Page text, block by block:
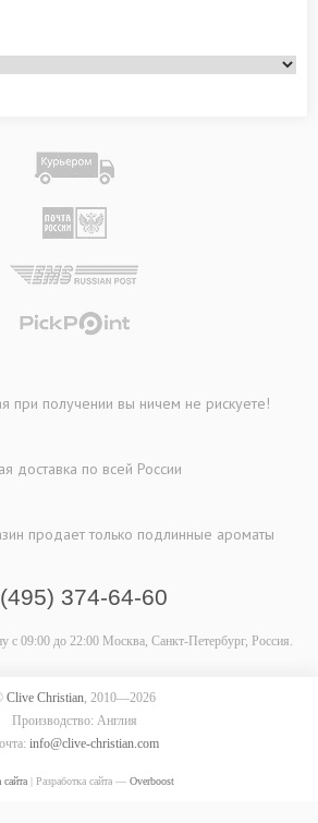
при получении вы ничем не рискуете!
доставка по всей России
продает только подлинные ароматы
374-64-60
с 09:00 до 22:00Москва, Санкт-Петербург, Россия.
Clive Christian, 2010—2026
Производство: Англия
info@clive-christian.com
сайта| Разработка сайта — Overboost